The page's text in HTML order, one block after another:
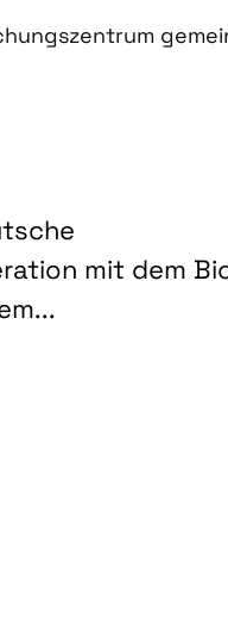
mit dem
für